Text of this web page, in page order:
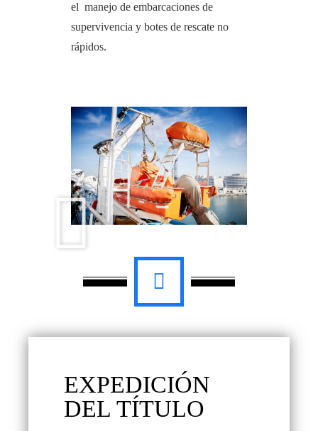
el manejo de embarcaciones de
supervivencia y botes de rescate no
rápidos.
EXPEDICIÓN
DEL TÍTULO